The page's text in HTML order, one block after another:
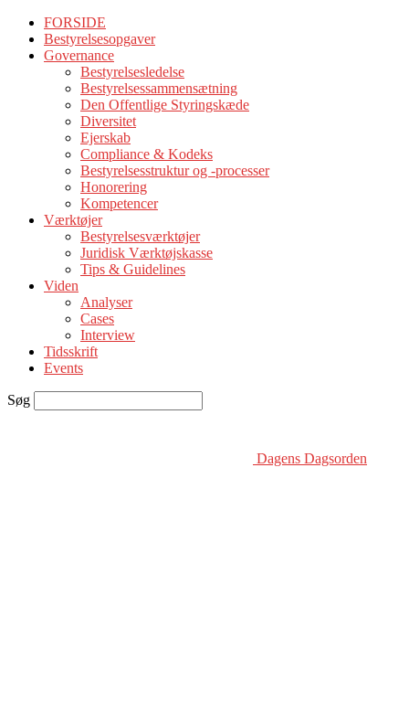
FORSIDE
Bestyrelsesopgaver
Governance
Bestyrelsesledelse
Bestyrelsessammensætning
Den Offentlige Styringskæde
Diversitet
Ejerskab
Compliance & Kodeks
Bestyrelsesstruktur og -processer
Honorering
Kompetencer
Værktøjer
Bestyrelsesværktøjer
Juridisk Værktøjskasse
Tips & Guidelines
Viden
Analyser
Cases
Interview
Tidsskrift
Events
Søg
Dagens Dagsorden